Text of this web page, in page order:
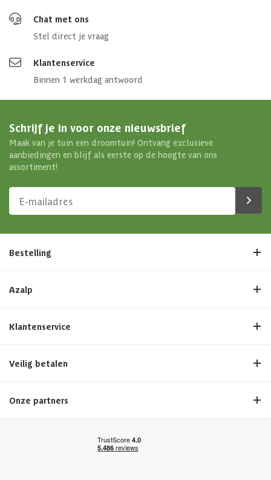
Chat met ons
Stel direct je vraag
Klantenservice
Binnen 1 werkdag antwoord
Schrijf je in voor onze nieuwsbrief
Maak van je tuin een droomtuin! Ontvang exclusieve
aanbiedingen en blijf als eerste op de hoogte van ons
assortiment!
Bestelling
Azalp
Klantenservice
Veilig betalen
Onze partners